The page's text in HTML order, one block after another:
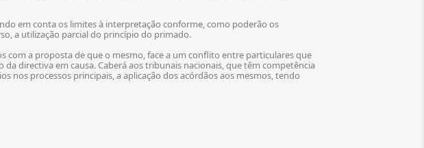
em conta os limites à interpretação conforme, como poderão os
a utilização parcial do princípio do primado.
com a proposta de que o mesmo, face a um conflito entre particulares que
directiva em causa. Caberá aos tribunais nacionais, que têm competência
nos processos principais, a aplicação dos acórdãos aos mesmos, tendo